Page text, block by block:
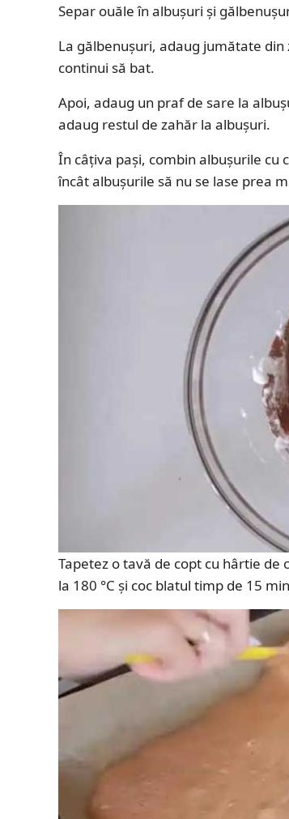
Separ ouăle în albușuri și
La gălbenușuri, adaug jumătate
continui să bat.
Apoi, adaug un praf de sare la
adaug restul de zahăr la albușuri.
În câțiva pași, combin albușurile cu
încât albușurile să nu se lase prea
Tapetez o tavă de copt cu hârtie
la 180 °C și coc blatul timp de 15